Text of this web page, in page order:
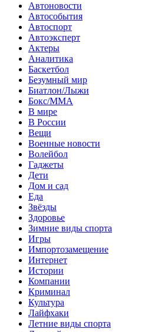
Автоновости
Автособытия
Автоспорт
Автоэксперт
Актеры
Аналитика
Баскетбол
Безумный мир
Биатлон/Лыжи
Бокс/MMA
В мире
В России
Вещи
Военные новости
Волейбол
Гаджеты
Дети
Дом и сад
Еда
Звёзды
Здоровье
Зимние виды спорта
Игры
Импортозамещение
Интернет
Истории
Компании
Криминал
Культура
Лайфхаки
Летние виды спорта